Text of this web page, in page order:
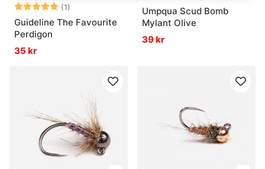
Betyg: (1)
5.0 utav 5 stjärnor
Guideline The Favourite
Perdigon
35 kr
Umpqua Scud Bomb
Mylant Olive
39 kr